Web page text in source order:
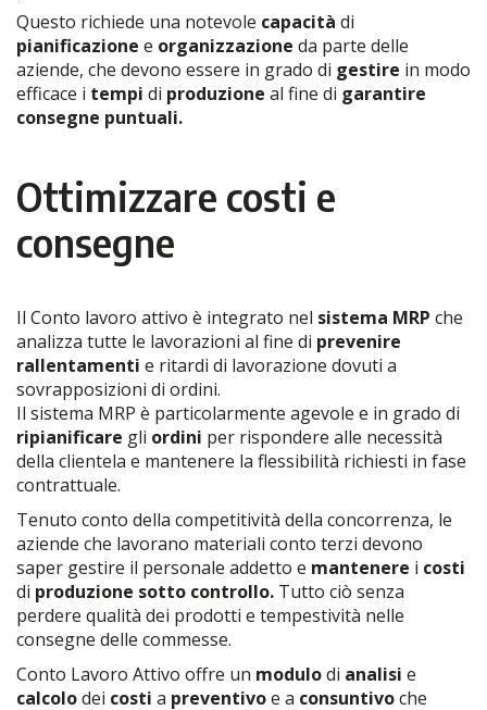
Questo richiede una notevole capacità di
pianificazione e organizzazione da parte delle
aziende, che devono essere in grado di gestire in modo
efficace i tempi di produzione al fine di garantire
consegne puntuali.
Ottimizzare costi e
consegne
Il Conto lavoro attivo è integrato nel sistema MRP che
analizza tutte le lavorazioni al fine di prevenire
rallentamenti e ritardi di lavorazione dovuti a
sovrapposizioni di ordini.
Il sistema MRP è particolarmente agevole e in grado di
ripianificare gli ordini per rispondere alle necessità
della clientela e mantenere la flessibilità richiesti in fase
contrattuale.
Tenuto conto della competitività della concorrenza, le
aziende che lavorano materiali conto terzi devono
saper gestire il personale addetto e mantenere i costi
di produzione sotto controllo. Tutto ciò senza
perdere qualità dei prodotti e tempestività nelle
consegne delle commesse.
Conto Lavoro Attivo offre un modulodi analisi e
calcolodei costi a preventivoe a consuntivoche